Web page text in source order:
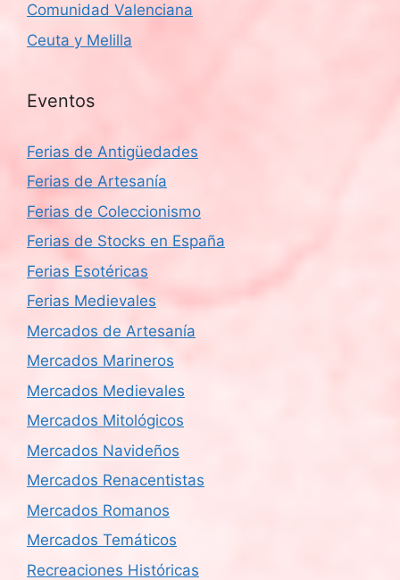
Comunidad Valenciana
Ceuta y Melilla
Eventos
Ferias de Antigüedades
Ferias de Artesanía
Ferias de Coleccionismo
Ferias de Stocks en España
Ferias Esotéricas
Ferias Medievales
Mercados de Artesanía
Mercados Marineros
Mercados Medievales
Mercados Mitológicos
Mercados Navideños
Mercados Renacentistas
Mercados Romanos
Mercados Temáticos
Recreaciones Históricas